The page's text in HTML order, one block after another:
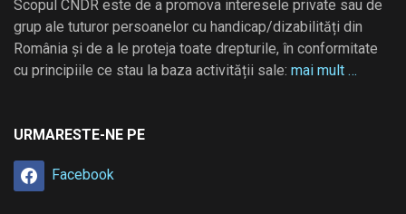
Scopul CNDR este de a promova interesele private sau de
grup ale tuturor persoanelor cu handicap/dizabilități din
România și de a le proteja toate drepturile, în conformitate
cu principiile ce stau la baza activității sale: mai mult …
URMARESTE-NE PE
Facebook